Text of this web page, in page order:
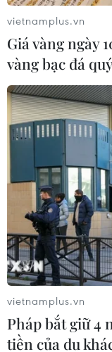
vietnamplus.vn
Giá vàng ngày
vàng bạc đá
vietnamplus.vn
Pháp bắt giữ 4
tiền của du